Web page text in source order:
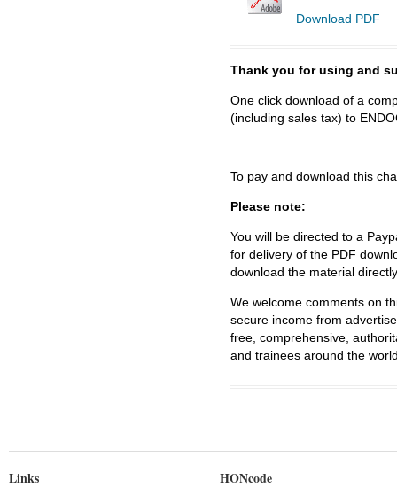
Download PDF
Thank you for using and
One click download of a
(including sales tax) to
To pay and download this
Please note:
You will be directed to a
for delivery of the PDF
download the material
We welcome comments on
secure income from
free, comprehensive,
and trainees around the
Links HONcode